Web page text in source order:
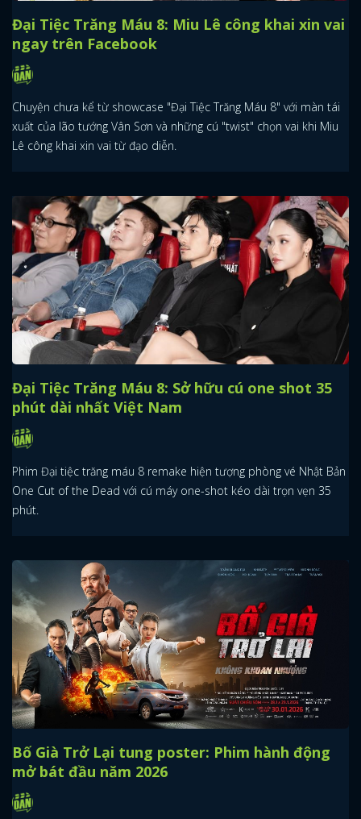
Đại Tiệc Trăng Máu 8: Miu Lê công khai xin vai
ngay trên Facebook
Chuyện chưa kể từ showcase "Đại Tiệc Trăng Máu 8" với màn tái
xuất của lão tướng Vân Sơn và những cú "twist" chọn vai khi Miu
Lê công khai xin vai từ đạo diễn.
Đại Tiệc Trăng Máu 8: Sở hữu cú one shot 35
phút dài nhất Việt Nam
Phim Đại tiệc trăng máu 8 remake hiện tượng phòng vé Nhật Bản
One Cut of the Dead với cú máy one-shot kéo dài trọn vẹn 35
phút.
Bố Già Trở Lại tung poster: Phim hành động
mở bát đầu năm 2026